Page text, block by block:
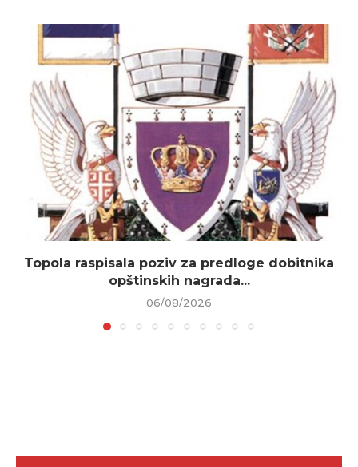
Topola raspisala poziv za predloge dobitnika
opštinskih nagrada...
06/08/2026